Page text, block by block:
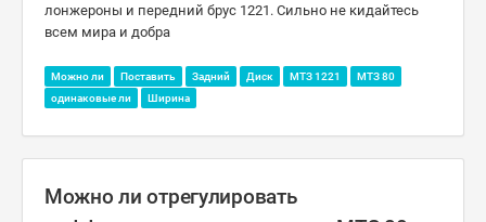
лонжероны и передний брус 1221. Сильно не кидайтесь
всем мира и добра
Можно ли Поставить Задний Диск МТЗ 1221
МТЗ 80
одинаковые ли
Ширина
Можно ли отрегулировать